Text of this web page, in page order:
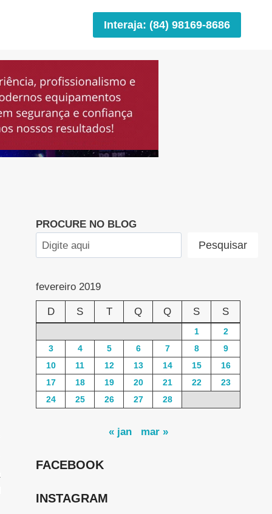
Interaja: (84) 98169-8686
PROCURE NO BLOG
Pesquisar
fevereiro 2019
D S T Q Q S S
1
2
3
4 5 6 7 8
9
10
11 12 13 14 15
16
17
18 19 20 21 22
23
24
25 26 27 28
« jan mar »
FACEBOOK
INSTAGRAM